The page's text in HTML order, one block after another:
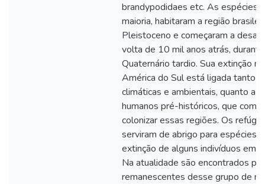
brandypodidaes etc. As espécies,
maioria, habitaram a região
Pleistoceno e começaram a
volta de 10 mil anos atrás,
Quaternário tardio. Sua extinção
América do Sul está ligada tanto a
climáticas e ambientais, quanto a
humanos pré-históricos, que
colonizar essas regiões. Os
serviram de abrigo para espécies,
extinção de alguns indivíduos em
Na atualidade são encontrados
remanescentes desse grupo de